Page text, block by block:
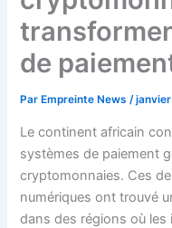
de
Par Empreinte News/
Le continent africain
systèmes de paiement
cryptomonnaies. Ces
numériques ont trouvé
dans des régions où